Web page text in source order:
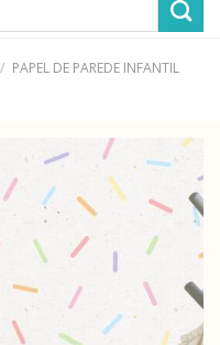
/ PAPEL DE PAREDE INFANTIL